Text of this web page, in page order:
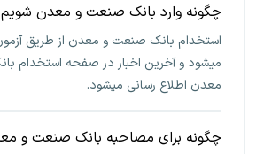
چگونه وارد بانک صنعت و معدن
استخدام بانک صنعت و معدن از طریق
میشود و آخرین اخبار در صفحه استخدام
معدن اطلاع رسانی میشود.
چگونه برای مصاحبه بانک صنعت و